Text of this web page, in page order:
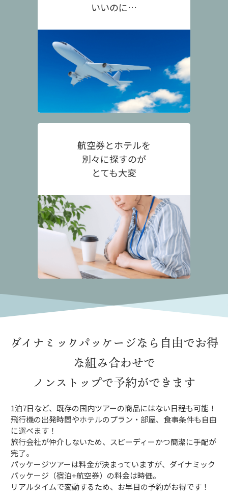
いいのに…
航空券とホテルを
別々に探すのが
とても大変
ダイナミックパッケージなら 自由でお得
な組み合わせで
ノンストップで予約ができます
1泊7日など、既存の国内ツアーの商品にはない日程も可能！
飛行機の出発時間やホテルのプラン・部屋、食事条件も自由
に選べます！
旅行会社が仲介しないため、スピーディーかつ簡潔に手配が
完了。
パッケージツアーは料金が決まっていますが、ダイナミック
パッケージ（宿泊+航空券）の料金は時価。
リアルタイムで変動するため、お早目の予約がお得です！